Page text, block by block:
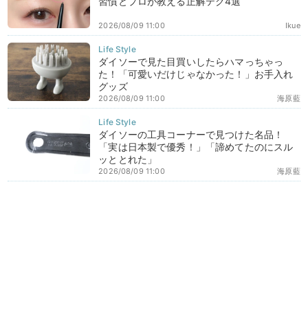
Ikue
2026/08/09 11:00
ダイソーで見た目買いしたらハマっちゃっ
た！「可愛いだけじゃなかった！」お手入れ
グッズ
海原藍
2026/08/09 11:00
ダイソーの工具コーナーで見つけた名品！
「実は日本製で優秀！」「諦めてたのにスル
ッととれた」
海原藍
2026/08/09 11:00